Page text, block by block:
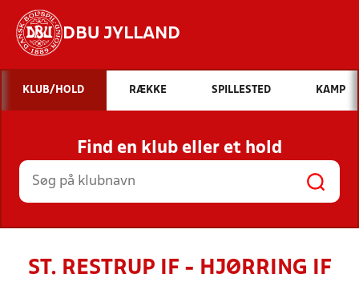
DBU JYLLAND
Hvad vil du søge efter?
INDHOLD OG NYHEDER
STILLINGER, RESULTATER, KLUBBER OG
HOLD
KLUB/HOLD RÆKKE SPILLESTED KAMP
Find en klub eller et hold
ST. RESTRUP IF - HJØRRING IF